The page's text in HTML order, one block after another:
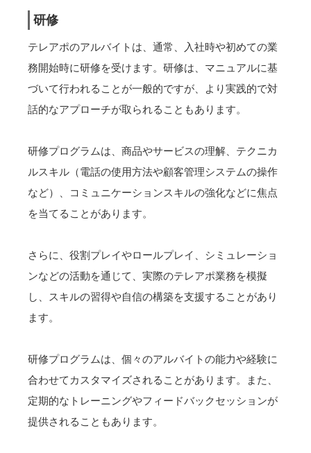
研修
テレアポのアルバイトは、通常、入社時や初めての業
務開始時に研修を受けます。研修は、マニュアルに基
づいて行われることが一般的ですが、より実践的で対
話的なアプローチが取られることもあります。
研修プログラムは、商品やサービスの理解、テクニカ
ルスキル（電話の使用方法や顧客管理システムの操作
など）、コミュニケーションスキルの強化などに焦点
を当てることがあります。
さらに、役割プレイやロールプレイ、シミュレーショ
ンなどの活動を通じて、実際のテレアポ業務を模擬
し、スキルの習得や自信の構築を支援することがあり
ます。
研修プログラムは、個々のアルバイトの能力や経験に
合わせてカスタマイズされることがあります。また、
定期的なトレーニングやフィードバックセッションが
提供されることもあります。